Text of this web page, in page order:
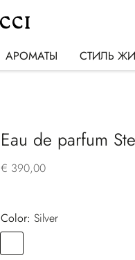
АРОМАТЫ СТИЛЬ
Eau de parfum
€ 390,00
Color:
silver